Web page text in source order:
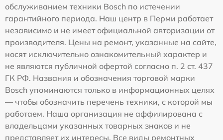
обслуживанием техники Bosch по истечении
гарантийного периода. Наш центр в Перми работает
независимо и не имеет официальной авторизации от
производителя. Цены на ремонт, указанные на сайте,
носят исключительно ознакомительный характер и
не являются публичной офертой согласно п. 2 ст. 437
ГК РФ. Названия и обозначения торговой марки
Bosch упоминаются только в информационных целях
— чтобы обозначить перечень техники, с которой мы
работаем. Наша организация не аффилирована с
владельцами указанных товарных знаков и не
представляет их интересы. Все виды ремонтных